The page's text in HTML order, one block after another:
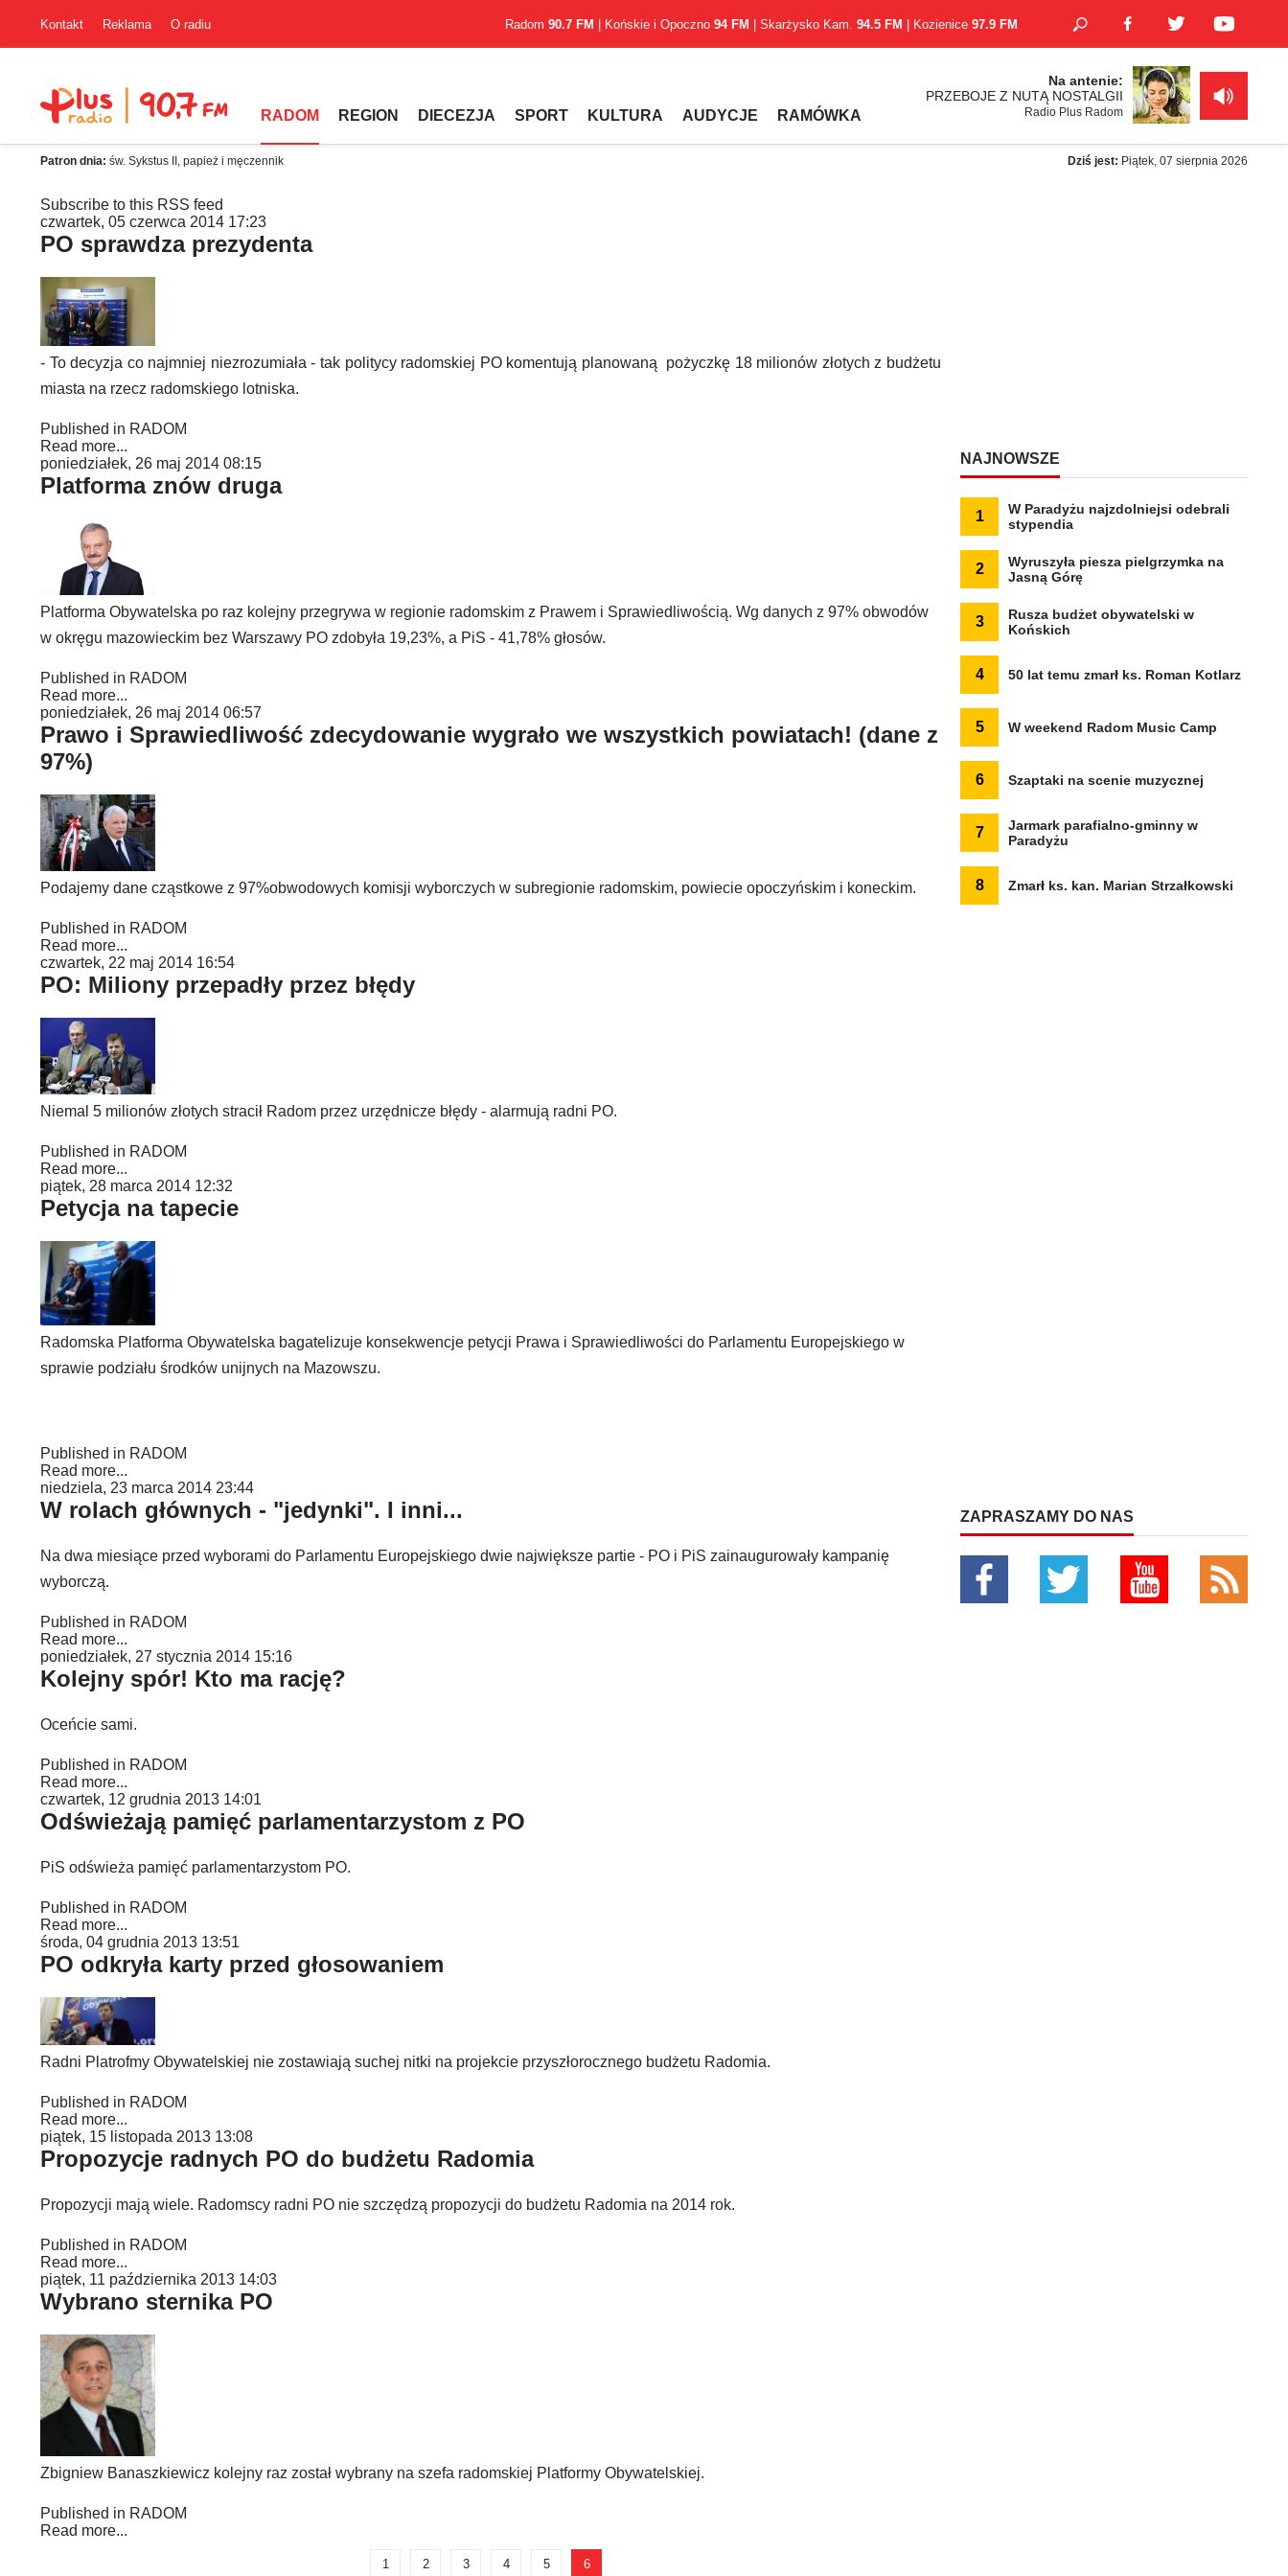
Kontakt Reklama O radiu Radom 90.7 FM | Końskie i Opoczno 94 FM | Skarżysko Kam. 94.5 FM | Kozienice 97.9 FM
RADOM REGION DIECEZJA SPORT KULTURA AUDYCJE RAMÓWKA
Na antenie:
PRZEBOJE Z NUTĄ NOSTALGII
Radio Plus Radom
Patron dnia: św. Sykstus II, papież i męczennik Dziś jest: Piątek, 07 sierpnia 2026
Subscribe to this RSS feed
czwartek, 05 czerwca 2014 17:23
PO sprawdza prezydenta
- To decyzja co najmniej niezrozumiała - tak politycy radomskiej PO komentują planowaną pożyczkę 18 milionów złotych z budżetu
miasta na rzecz radomskiego lotniska.
Published in RADOM
Read more...
poniedziałek, 26 maj 2014 08:15
Platforma znów druga
Platforma Obywatelska po raz kolejny przegrywa w regionie radomskim z Prawem i Sprawiedliwością. Wg danych z 97% obwodów
w okręgu mazowieckim bez Warszawy PO zdobyła 19,23%, a PiS - 41,78% głosów.
Published in RADOM
Read more...
poniedziałek, 26 maj 2014 06:57
Prawo i Sprawiedliwość zdecydowanie wygrało we wszystkich powiatach! (dane z
97%)
Podajemy dane cząstkowe z 97%obwodowych komisji wyborczych w subregionie radomskim, powiecie opoczyńskim i koneckim.
Published in RADOM
Read more...
czwartek, 22 maj 2014 16:54
PO: Miliony przepadły przez błędy
Niemal 5 milionów złotych stracił Radom przez urzędnicze błędy - alarmują radni PO.
Published in RADOM
Read more...
piątek, 28 marca 2014 12:32
Petycja na tapecie
Radomska Platforma Obywatelska bagatelizuje konsekwencje petycji Prawa i Sprawiedliwości do Parlamentu Europejskiego w
sprawie podziału środków unijnych na Mazowszu.
Published in RADOM
Read more...
niedziela, 23 marca 2014 23:44
W rolach głównych - "jedynki". I inni...
Na dwa miesiące przed wyborami do Parlamentu Europejskiego dwie największe partie - PO i PiS zainaugurowały kampanię
wyborczą.
Published in RADOM
Read more...
poniedziałek, 27 stycznia 2014 15:16
Kolejny spór! Kto ma rację?
Oceńcie sami.
Published in RADOM
Read more...
czwartek, 12 grudnia 2013 14:01
Odświeżają pamięć parlamentarzystom z PO
PiS odświeża pamięć parlamentarzystom PO.
Published in RADOM
Read more...
środa, 04 grudnia 2013 13:51
PO odkryła karty przed głosowaniem
Radni Platrofmy Obywatelskiej nie zostawiają suchej nitki na projekcie przyszłorocznego budżetu Radomia.
Published in RADOM
Read more...
piątek, 15 listopada 2013 13:08
Propozycje radnych PO do budżetu Radomia
Propozycji mają wiele. Radomscy radni PO nie szczędzą propozycji do budżetu Radomia na 2014 rok.
Published in RADOM
Read more...
piątek, 11 października 2013 14:03
Wybrano sternika PO
Zbigniew Banaszkiewicz kolejny raz został wybrany na szefa radomskiej Platformy Obywatelskiej.
Published in RADOM
Read more...
1 2 3 4 5 6
NAJNOWSZE
1
W Paradyżu najzdolniejsi odebrali
stypendia
2
Wyruszyła piesza pielgrzymka na
Jasną Górę
3
Rusza budżet obywatelski w
Końskich
4 50 lat temu zmarł ks. Roman Kotlarz
5 W weekend Radom Music Camp
6 Szaptaki na scenie muzycznej
7
Jarmark parafialno-gminny w
Paradyżu
8 Zmarł ks. kan. Marian Strzałkowski
ZAPRASZAMY DO NAS